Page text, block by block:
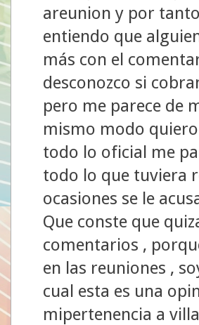
areunion y por
entiendo que
más con el
desconozco si
pero me parece de
mismo modo
todo lo oficial me
todo lo que tuviera
ocasiones se le
Que conste que
comentarios ,
en las reuniones ,
cual esta es una
mipertenencia a